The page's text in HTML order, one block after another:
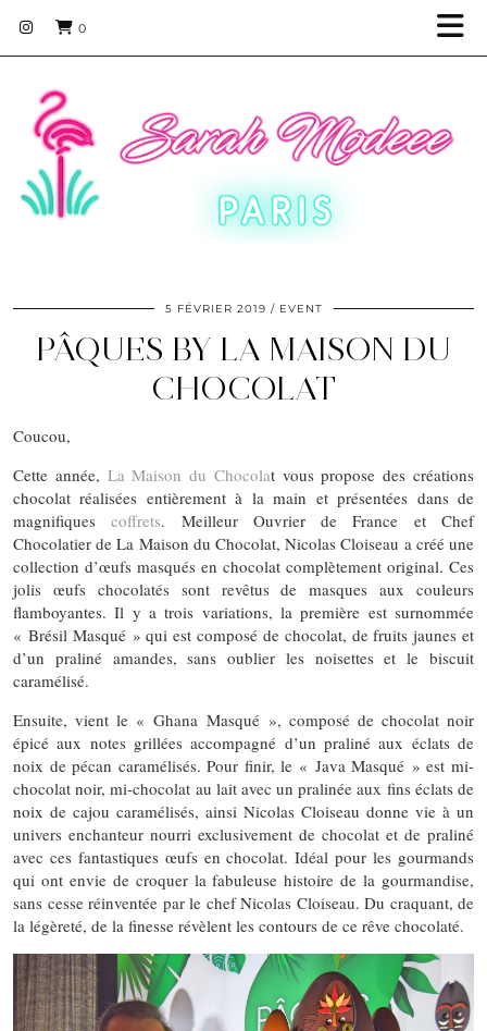
0
5 FÉVRIER 2019 EVENT
PÂQUES BY LA MAISON DU
CHOCOLAT
Coucou,
Cette année, La Maison du Chocolat vous propose des créations
chocolat réalisées entièrement à la main et présentées dans de
magnifiquescoffrets. Meilleur Ouvrier de France et Chef
Chocolatier de La Maison du Chocolat, Nicolas Cloiseau a créé une
collection d’œufs masqués en chocolat complètement original. Ces
jolis œufs chocolatés sont revêtus de masques aux couleurs
flamboyantes. Il y a trois variations, la première est surnommée
« Brésil Masqué » qui est composé de chocolat, de fruits jaunes et
d’un praliné amandes, sans oublier les noisettes et le biscuit
caramélisé.
Ensuite, vient le « Ghana Masqué », composé de chocolat noir
épicé aux notes grillées accompagné d’un praliné aux éclats de
noix de pécan caramélisés. Pour finir, le « Java Masqué » est mi-
chocolat noir, mi-chocolat au lait avec un pralinée aux fins éclats de
noix de cajou caramélisés, ainsi Nicolas Cloiseau donne vie à un
univers enchanteur nourri exclusivement de chocolat et de praliné
avec ces fantastiques œufs en chocolat. Idéal pour les gourmands
qui ont envie de croquer la fabuleuse histoire de la gourmandise,
sans cesse réinventée par le chef Nicolas Cloiseau. Du craquant, de
la légèreté, de la finesse révèlent les contours de ce rêve chocolaté.